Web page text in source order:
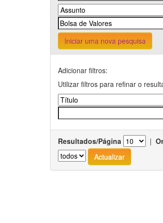
Iniciar uma nova pesquisa
Adicionar filtros:
Utilizar filtros para refinar o
Resultados/Página |